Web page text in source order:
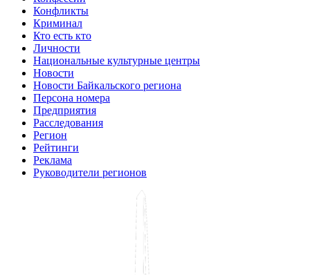
Конфликты
Криминал
Кто есть кто
Личности
Национальные культурные центры
Новости
Новости Байкальского региона
Персона номера
Предприятия
Расследования
Регион
Рейтинги
Реклама
Руководители регионов